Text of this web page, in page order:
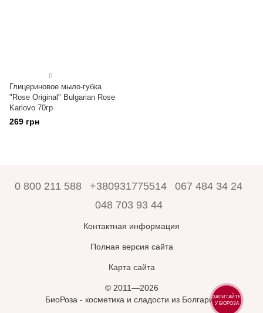
6
Глицериновое мыло-губка
"Rose Original" Bulgarian Rose
Karlovo 70гр
269 грн
0 800 211 588 +380931775514
067 484 34 24
048 703 93 44
Контактная информация
Полная версия сайта
Карта сайта
© 2011—2026
БиоРоза - косметика и сладости из БолгарииЗАПИТАЙТЕ
У БІОРОЗА